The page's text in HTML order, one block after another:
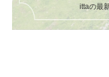
ittaの最